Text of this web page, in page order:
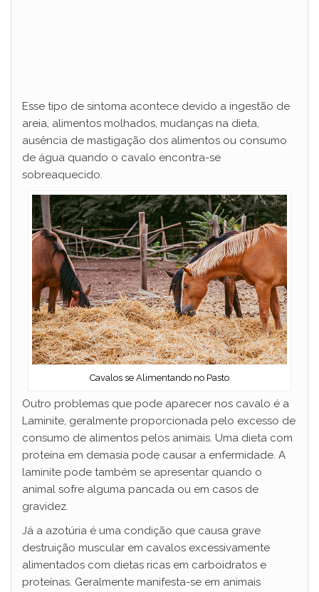
Esse tipo de sintoma acontece devido a ingestão de
areia, alimentos molhados, mudanças na dieta,
ausência de mastigação dos alimentos ou consumo
de água quando o cavalo encontra-se
sobreaquecido.
Cavalos se Alimentando no Pasto
Outro problemas que pode aparecer nos cavalo é a
Laminite, geralmente proporcionada pelo excesso de
consumo de alimentos pelos animais. Uma dieta com
proteína em demasia pode causar a enfermidade. A
laminite pode também se apresentar quando o
animal sofre alguma pancada ou em casos de
gravidez.
Já a azotúria é uma condição que causa grave
destruição muscular em cavalos excessivamente
alimentados com dietas ricas em carboidratos e
proteínas. Geralmente manifesta-se em animais